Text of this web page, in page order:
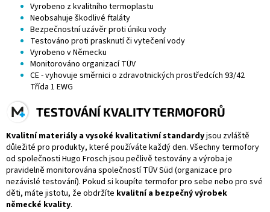
Vyrobeno z kvalitního termoplastu
Neobsahuje škodlivé ftaláty
Bezpečnostní uzávěr proti úniku vody
Testováno proti prasknutí či vytečení vody
Vyrobeno v Německu
Monitorováno organizací TÜV
CE - vyhovuje směrnici o zdravotnických prostředcích 93/42
Třída 1 EWG
TESTOVÁNÍ KVALITY TERMOFORŮ
Kvalitní materiály a vysoké kvalitativní standardyjsou zvláště
důležité pro produkty, které používáte každý den. Všechny termofory
od společnosti Hugo Frosch jsou pečlivě testovány a výroba je
pravidelně monitorována společností TÜV Süd (organizace pro
nezávislé testování). Pokud si koupíte termofor pro sebe nebo pro své
děti, máte jistotu, že obdržíte kvalitní a bezpečný výrobek
německé kvality.